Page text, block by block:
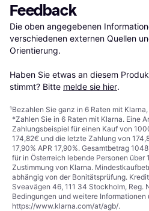
Feedback
Die oben angegebenen
verschiedenen externen Quellen
Orientierung.
Haben Sie etwas an diesem
stimmt? Bitte melde sie hier.
¹Bezahlen Sie ganz in 6 Raten mit Klarna,
*Zahlen Sie in 6 Raten mit Klarna. Eine
Zahlungsbeispiel für einen Kauf von
174,82€ und die letzte Zahlung von
17,90% APR 17,90%. Gesamtbetrag
für in Österreich lebende Personen über
Zustimmung von Klarna.
abhängig von der Bonitätsprüfung.
Sveavägen 46, 111 34 Stockholm, Reg.
Bedingungen und weitere Informationen
https://www.klarna.com/at/agb/.